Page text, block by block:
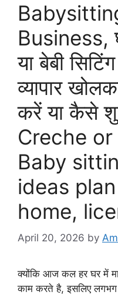
Business,
या बेबी
व्यापार
करें या कैसे
Creche
Baby
ideas
home,
April 20, 2026 by
क्योंकि आज कल हर घर में
काम करते है, इसलिए